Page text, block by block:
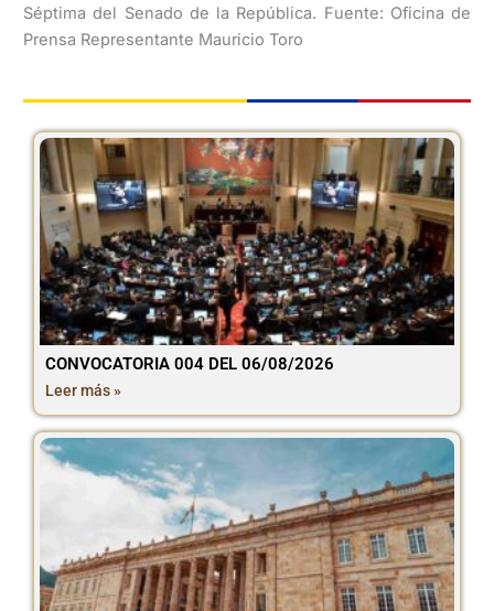
Séptima del Senado de la República. Fuente: Oficina de
Prensa Representante Mauricio Toro
CONVOCATORIA 004 DEL 06/08/2026
Leer más »